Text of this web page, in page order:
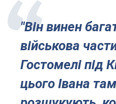
"Він винен
військова
Гостомелі під
цього Івана